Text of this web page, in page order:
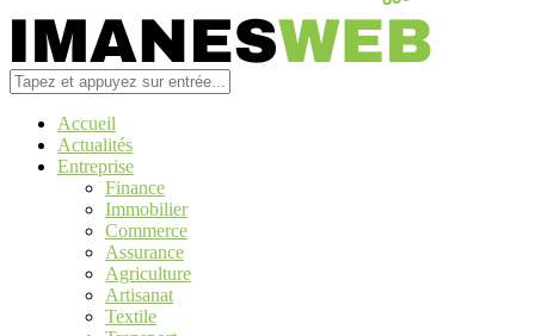
Accueil
Actualités
Entreprise
Finance
Immobilier
Commerce
Assurance
Agriculture
Artisanat
Textile